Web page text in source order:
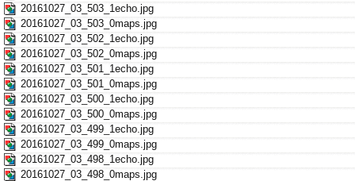
20161027_03_503_1echo.jpg
20161027_03_503_0maps.jpg
20161027_03_502_1echo.jpg
20161027_03_502_0maps.jpg
20161027_03_501_1echo.jpg
20161027_03_501_0maps.jpg
20161027_03_500_1echo.jpg
20161027_03_500_0maps.jpg
20161027_03_499_1echo.jpg
20161027_03_499_0maps.jpg
20161027_03_498_1echo.jpg
20161027_03_498_0maps.jpg